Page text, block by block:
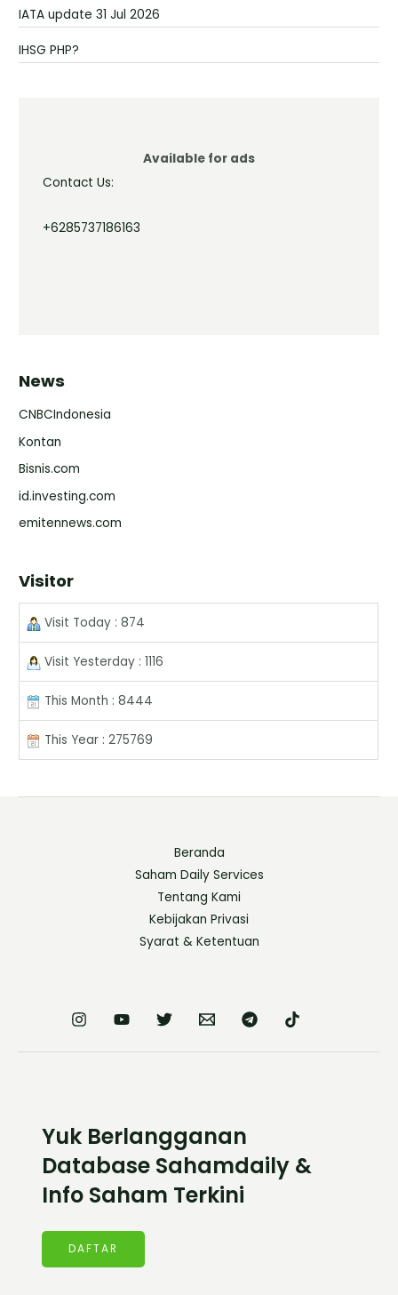
IATA update 31 Jul 2026
IHSG PHP?
Available for ads
Contact Us:
+6285737186163
News
CNBCIndonesia
Kontan
Bisnis.com
id.investing.com
emitennews.com
Visitor
Visit Today : 874
Visit Yesterday : 1116
This Month : 8444
This Year : 275769
Beranda
Saham Daily Services
Tentang Kami
Kebijakan Privasi
Syarat & Ketentuan
Yuk Berlangganan
Database Sahamdaily &
Info Saham Terkini
DAFTAR